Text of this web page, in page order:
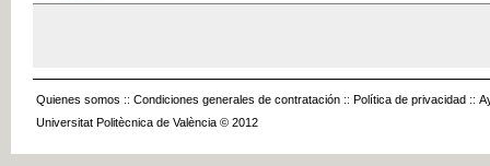
Quienes somos :: Condiciones generales de contratación :: Política de privacidad ::
Universitat Politècnica de València © 2012